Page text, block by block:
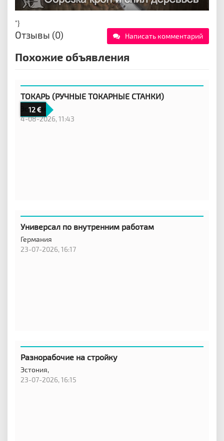
"}
Отзывы (0) Написать комментарий
Похожие объявления
12
ТОКАРЬ (РУЧНЫЕ ТОКАРНЫЕ СТАНКИ)
Эстония
4-08-2026, 11:43
Универсал по внутренним работам
Германия
23-07-2026, 16:17
Разнорабочие на стройку
Эстония,
23-07-2026, 16:15